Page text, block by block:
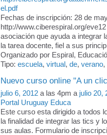
el.pdf
Fechas de inscripción: 28 de
http://www.ciberespiral.org/
asociación que ayuda a integrar
la tarea docente, fiel a sus
Organizado por Espiral,
Tipo: escuela, virtual, de, verano,
Nuevo curso online "A un
julio 6, 2012 a las 4pm a julio 20,
Portal Uruguay Educa
Este curso esta dirigido a todos
la finalidad de integrar las tics y
sus aulas. Formulario de